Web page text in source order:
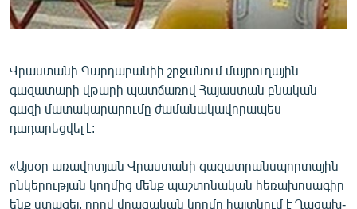
ՄԵԿՆԱԲԱՆՈՒԹՅՈՒՆ
ԿՈՐՈՆԱՎԻՐՈՒՍ
ԱՐԽԻՎ
ՏԵՍԱՆՅՈՒԹԵՐ
ՁԳՏԵԼՈՎ ԼԱՎԱԳՈՒՅՆԻՆ
Վրաստանի Գարդաբանիի շրջանում մայրուղային
գազատարի վթարի պատճառով Հայաստան բնական
գազի մատակարարումը ժամանակավորապես
դադարեցվել է:
«Այսօր առավոտյան Վրաստանի գազատրանսպորտային
ընկերության կողմից մենք պաշտոնական հեռախոսագիր
ենք ստացել, որով վրացական կողմը հայտնում է Ղազախ-